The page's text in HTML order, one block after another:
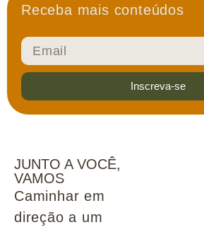
Receba mais conteúdos
Inscreva-se
JUNTO A VOCÊ,
VAMOS
Caminhar em
direção a um